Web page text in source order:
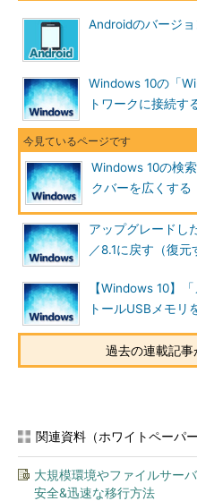
（1）検索ボックスかタスクバー上の
（2）［検索］をクリックする。
にタスクバーから消え去る。これだと
ってしまうのでお勧めできない。
（4）［検索アイコンを表示］を選
スに代わって虫めがね風の検索アイコ
なる。
（5）検索アイコン。タスクバーを
（6）1行に収まったアプリのアイコ
Androidのバージ
Windows 10の「
トワークに接続す
Windows 10の検
クバーを広くする
アップグレードし
／8.1に戻す（復元
【Windows 10】
トールUSBメモリ
過去の連載記
関連資料（ホワイトペーパー
大規模環境やファイルサー
安全&迅速な移行方法